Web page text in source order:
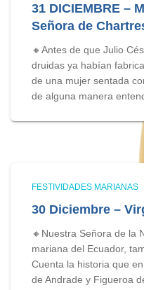
31 DICIEMBRE –
Señora de
🔸Antes de que Julio
druidas ya habían
de una mujer sentada
de alguna manera
FESTIVIDADES MARIANAS
30 Diciembre –
🔸Nuestra Señora de la
mariana del Ecuador,
Cuenta la historia que
de Andrade y Figueroa